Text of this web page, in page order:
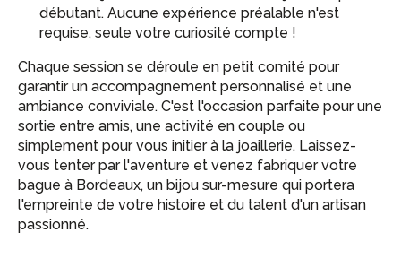
débutant. Aucune expérience préalable n'est
requise, seule votre curiosité compte !
Chaque session se déroule en petit comité pour
garantir un accompagnement personnalisé et une
ambiance conviviale. C'est l'occasion parfaite pour une
sortie entre amis, une activité en couple ou
simplement pour vous initier à la joaillerie. Laissez-
vous tenter par l'aventure et venez fabriquer votre
bague à Bordeaux, un bijou sur-mesure qui portera
l'empreinte de votre histoire et du talent d'un artisan
passionné.